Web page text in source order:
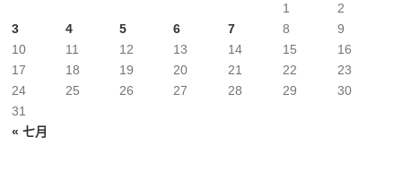
« 七月
1
2
3
4 5 6 7 8
9
10
11 12 13 14 15
16
17
18 19 20 21 22
23
24
25 26 27 28 29
30
31